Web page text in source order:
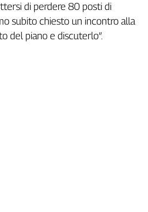
di perdere 80 posti di
subito chiesto un incontro alla
del piano e discuterlo”.